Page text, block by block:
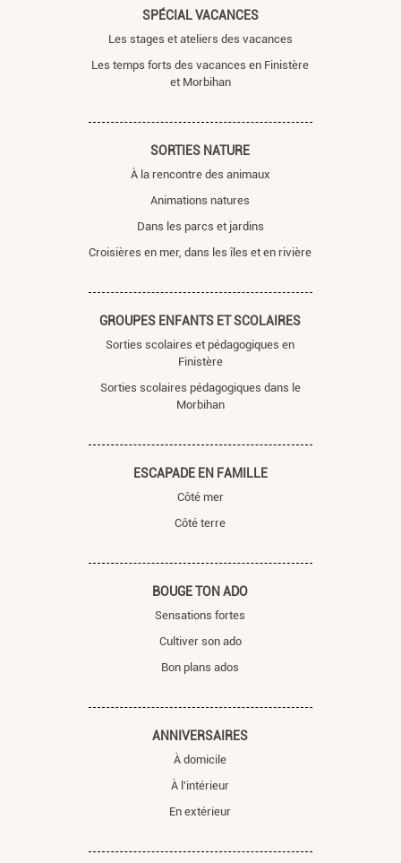
SPÉCIAL VACANCES
Les stages et ateliers des vacances
Les temps forts des vacances en Finistère
et Morbihan
SORTIES NATURE
À la rencontre des animaux
Animations natures
Dans les parcs et jardins
Croisières en mer, dans les îles et en rivière
GROUPES ENFANTS ET SCOLAIRES
Sorties scolaires et pédagogiques en
Finistère
Sorties scolaires pédagogiques dans le
Morbihan
ESCAPADE EN FAMILLE
Côté mer
Côté terre
BOUGE TON ADO
Sensations fortes
Cultiver son ado
Bon plans ados
ANNIVERSAIRES
À domicile
À l'intérieur
En extérieur